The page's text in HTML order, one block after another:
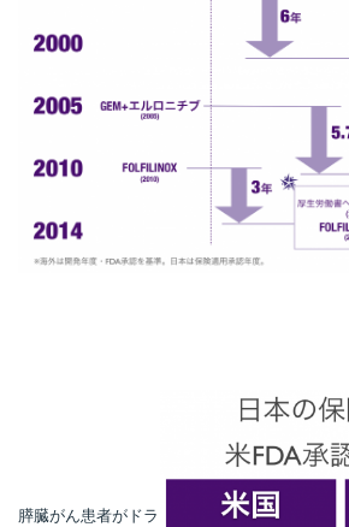
膵臓がん患者がドラ